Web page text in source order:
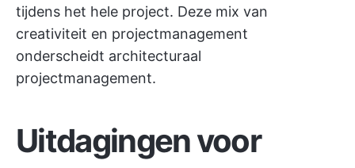
tijdens het hele project. Deze mix van
creativiteit en projectmanagement
onderscheidt architecturaal
projectmanagement.
Uitdagingen voor